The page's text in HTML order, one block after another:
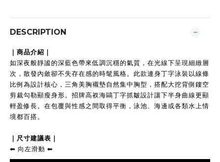
DESCRIPTION
｜商品介紹｜
如深夜般靜謐的深藍色帶來低調沉穩的氣質，在光線下呈現細緻層
次，散發內斂卻不失存在感的時髦風格。此款連身丁字泳裝以線條
比例為設計核心，三角美胸襯墊自然集中胸型，搭配大挖背側鏤空
剪裁勾勒顯瘦身形。招牌高衩海鷗丁字抓皺設計讓下半身曲線更顯
輕盈修長。在包覆與性感之間取得平衡，泳池、海邊或各類水上情
境都百搭。
｜尺寸建議表｜
⬅︎ 向左滑動 ⬅︎